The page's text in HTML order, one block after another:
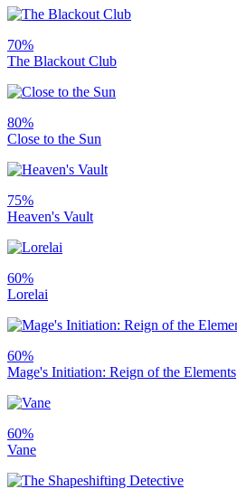
70%
The Blackout Club
80%
Close to the Sun
75%
Heaven's Vault
60%
Lorelai
60%
Mage's Initiation: Reign of the Elements
60%
Vane